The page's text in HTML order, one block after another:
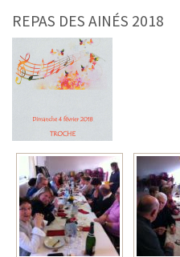
REPAS DES AINÉS 2018